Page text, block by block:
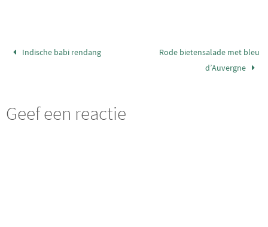
Indische babi rendang
Rode bietensalade met bleu
d’Auvergne
Geef een reactie